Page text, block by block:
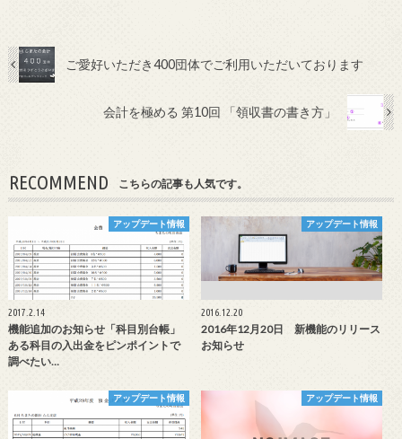
ご愛好いただき400団体でご利用いただいております
会計を極める 第10回 「領収書の書き方」
RECOMMEND こちらの記事も人気です。
アップデート情報
2017.2.14
機能追加のお知らせ「科目別台帳」
ある科目の入出金をピンポイントで
調べたい…
アップデート情報
2016.12.20
2016年12月20日 新機能のリリース
お知らせ
アップデート情報 アップデート情報